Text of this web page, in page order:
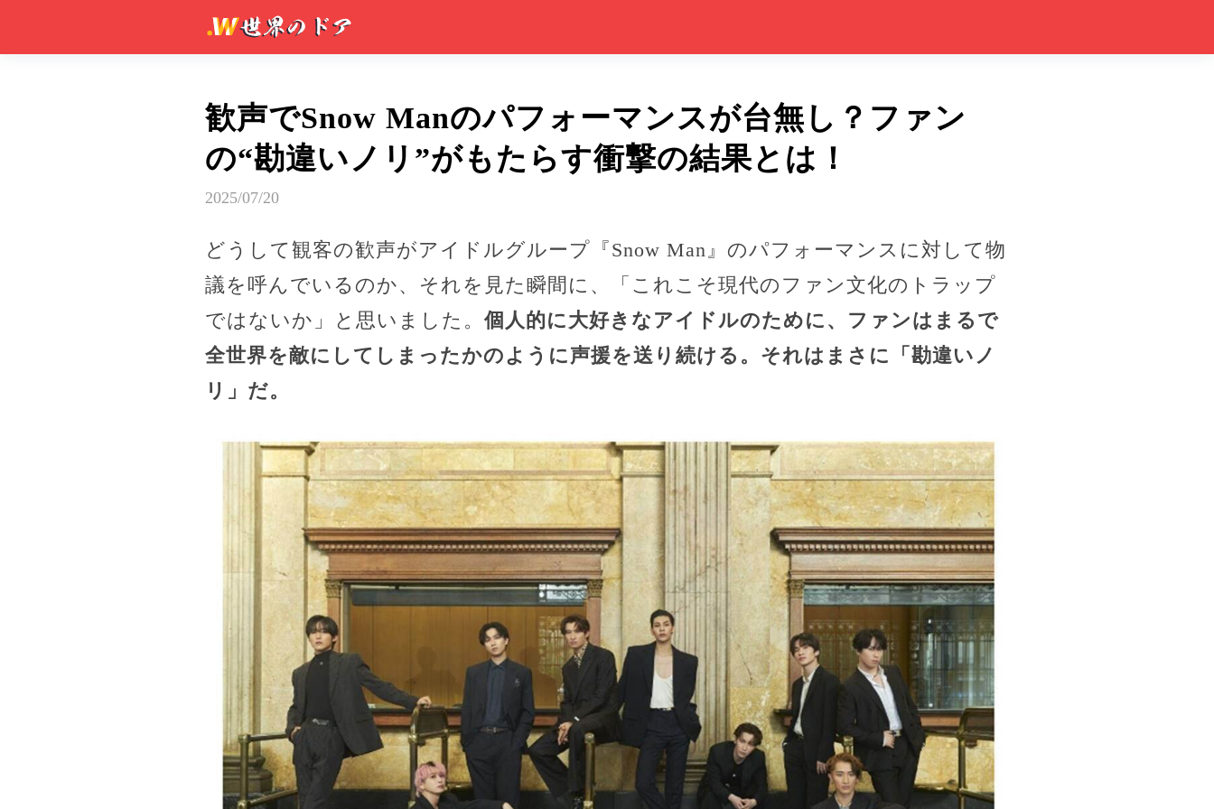
歓声でSnow Manのパフォーマンスが台無し？ファン
の“勘違いノリ”がもたらす衝撃の結果とは！
2025/07/20
どうして観客の歓声がアイドルグループ『Snow Man』のパフォーマンスに対して物
議を呼んでいるのか、それを見た瞬間に、「これこそ現代のファン文化のトラップ
ではないか」と思いました。 個人的に大好きなアイドルのために、ファンはまるで
全世界を敵にしてしまったかのように声援を送り続ける。それはまさに「勘違いノ
リ」だ。